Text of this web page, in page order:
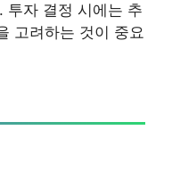
투자 결정 시에는 추
고려하는 것이 중요